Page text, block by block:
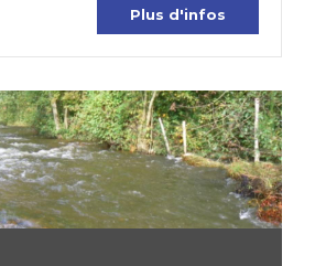
Plus d'infos